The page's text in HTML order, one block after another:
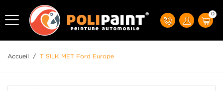
0
Accueil / T SILK MET Ford Europe